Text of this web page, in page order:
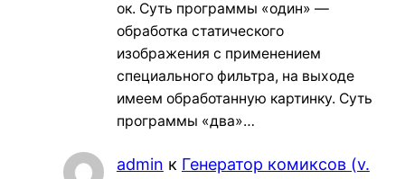
ок. Суть программы «один» —
обработка статического
изображения с применением
специального фильтра, на выходе
имеем обработанную картинку. Суть
программы «два»…
admin к Генератор комиксов (v.